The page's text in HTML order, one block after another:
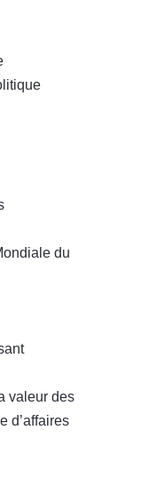
du
valeur des
d’affaires